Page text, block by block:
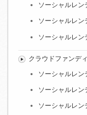
ソーシャルレ
ソーシャルレ
ソーシャルレン
クラウドファンデ
ソーシャルレン
ソーシャルレン
ソーシャルレン